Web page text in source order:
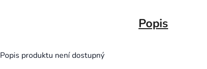
Popis
Popis produktu není dostupný